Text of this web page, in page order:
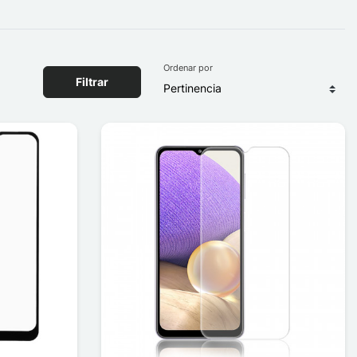
Filtrar
Ordenar por